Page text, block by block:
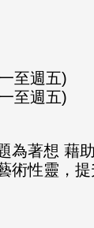
至週五)
至週五)
為著想 藉
術性靈，